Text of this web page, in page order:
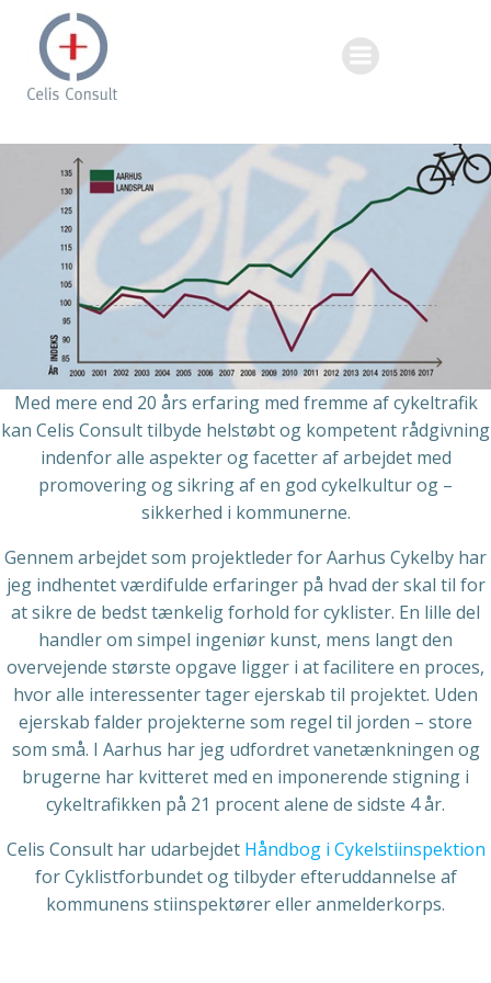
Med mere end 20 års erfaring med fremme af cykeltrafik
kan Celis Consult tilbyde helstøbt og kompetent rådgivning
indenfor alle aspekter og facetter af arbejdet med
promovering og sikring af en god cykelkultur og –
sikkerhed i kommunerne.
Gennem arbejdet som projektleder for Aarhus Cykelby har
jeg indhentet værdifulde erfaringer på hvad der skal til for
at sikre de bedst tænkelig forhold for cyklister. En lille del
handler om simpel ingeniør kunst, mens langt den
overvejende største opgave ligger i at facilitere en proces,
hvor alle interessenter tager ejerskab til projektet. Uden
ejerskab falder projekterne som regel til jorden – store
som små. I Aarhus har jeg udfordret vanetænkningen og
brugerne har kvitteret med en imponerende stigning i
cykeltrafikken på 21 procent alene de sidste 4 år.
Celis Consult har udarbejdet Håndbog i Cykelstiinspektion
for Cyklistforbundet og tilbyder efteruddannelse af
kommunens stiinspektører eller anmelderkorps.